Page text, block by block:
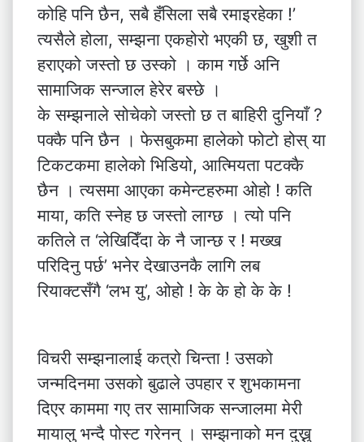
कोहि पनि छैन, सबै हँसिला सबै रमाइरहेका !’
त्यसैले होला, सम्झना एकहोरो भएकी छ, खुशी त
हराएको जस्तो छ उस्को । काम गर्छे अनि
सामाजिक सन्जाल हेरेर बस्छे ।
के सम्झनाले सोचेको जस्तो छ त बाहिरी दुनियाँ ?
पक्कै पनि छैन । फेसबुकमा हालेको फोटो होस् या
टिकटकमा हालेको भिडियो, आत्मियता पटक्कै
छैन । त्यसमा आएका कमेन्टहरुमा ओहो ! कति
माया, कति स्नेह छ जस्तो लाग्छ । त्यो पनि
कतिले त ‘लेखिदिँदा के नै जान्छ र ! मख्ख
परिदिनु पर्छ’ भनेर देखाउनकै लागि लब
रियाक्टसँगै ‘लभ यु’, ओहो ! के के हो के के !
विचरी सम्झनालाई कत्रो चिन्ता ! उसको
जन्मदिनमा उसको बुढाले उपहार र शुभकामना
दिएर काममा गए तर सामाजिक सन्जालमा मेरी
मायालु भन्दै पोस्ट गरेनन् । सम्झनाको मन दुख्नु